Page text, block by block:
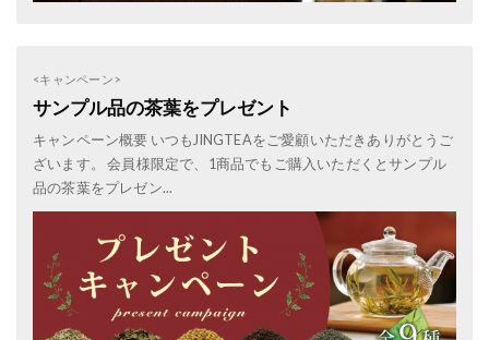
<キャンペーン>
サンプル品の茶葉をプレゼント
キャンペーン概要 いつもJINGTEAをご愛顧いただきありがとうご
ざいます。 会員様限定で、1商品でもご購入いただくとサンプル
品の茶葉をプレゼン...